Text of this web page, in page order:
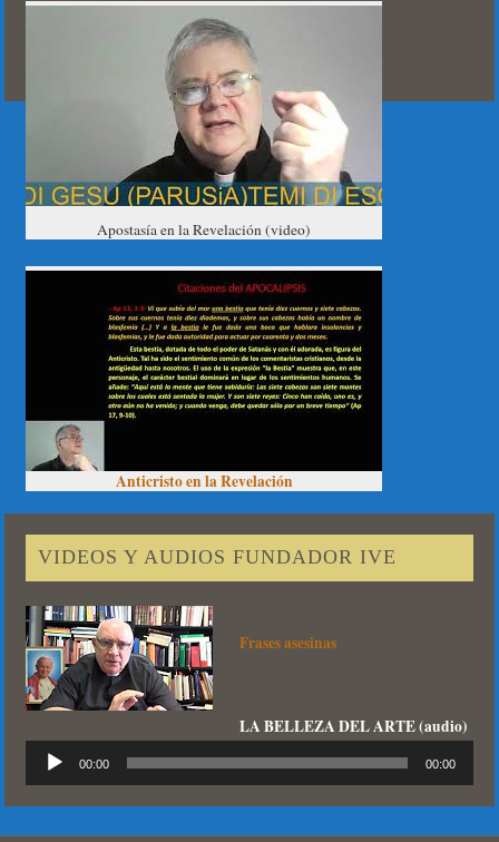
Apostasía en la Revelación (video)
Anticristo en la Revelación
VIDEOS Y AUDIOS FUNDADOR IVE
Frases asesinas
LA BELLEZA DEL ARTE (audio)
Reproductor
de
audio
00:00 00:00